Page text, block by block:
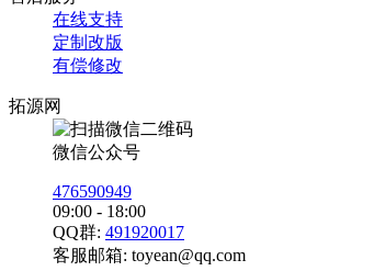
在线支持
定制改版
有偿修改
拓源网
微信公众号
476590949
09:00 - 18:00
QQ群: 491920017
客服邮箱: toyean@qq.com